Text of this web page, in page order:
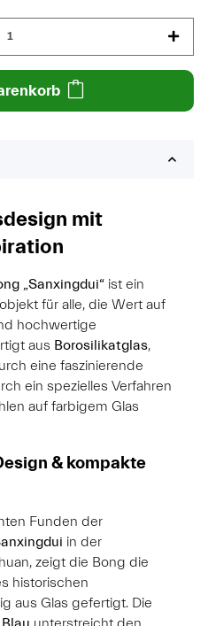
mit
„Sanxingdui“ ist ein
für alle, die Wert auf
hochwertige
aus Borosilikatglas,
eine faszinierende
ein spezielles Verfahren
auf farbigem Glas
& kompakte
Funden der
in der
zeigt die Bong die
historischen
aus Glas gefertigt. Die